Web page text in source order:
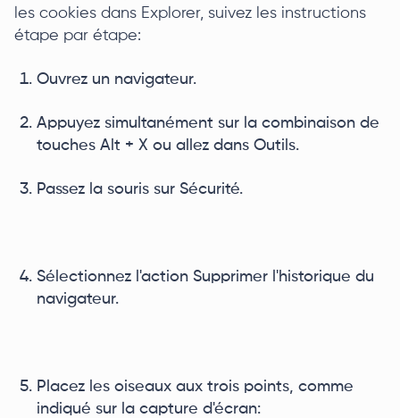
les cookies dans Explorer, suivez les instructions
étape par étape:
Ouvrez un navigateur.
Appuyez simultanément sur la combinaison de
touches Alt + X ou allez dans Outils.
Passez la souris sur Sécurité.
Sélectionnez l'action Supprimer l'historique du
navigateur.
Placez les oiseaux aux trois points, comme
indiqué sur la capture d'écran: